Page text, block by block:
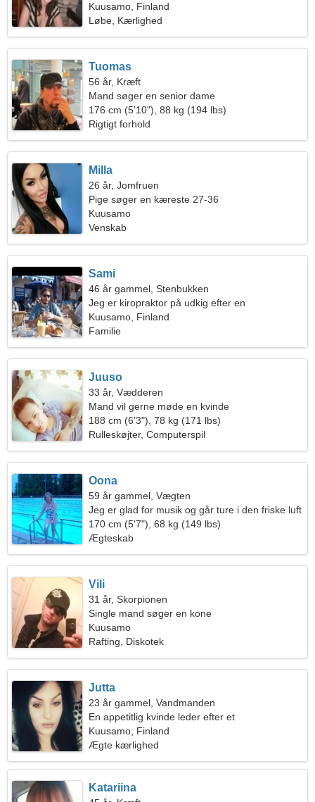
Kuusamo, Finland
Løbe, Kærlighed
Tuomas
56 år, Kræft
Mand søger en senior dame
176 cm (5'10"), 88 kg (194 lbs)
Rigtigt forhold
Milla
26 år, Jomfruen
Pige søger en kæreste 27-36
Kuusamo
Venskab
Sami
46 år gammel, Stenbukken
Jeg er kiropraktor på udkig efter en
ekstraordinær kvinde
Kuusamo, Finland
Familie
Juuso
33 år, Vædderen
Mand vil gerne møde en kvinde
188 cm (6'3"), 78 kg (171 lbs)
Rulleskøjter, Computerspil
Oona
59 år gammel, Vægten
Jeg er glad for musik og går ture i den friske luft
170 cm (5'7"), 68 kg (149 lbs)
Ægteskab
Vili
31 år, Skorpionen
Single mand søger en kone
Kuusamo
Rafting, Diskotek
Jutta
23 år gammel, Vandmanden
En appetitlig kvinde leder efter et
kærlighedsforhold
Kuusamo, Finland
Ægte kærlighed
Katariina